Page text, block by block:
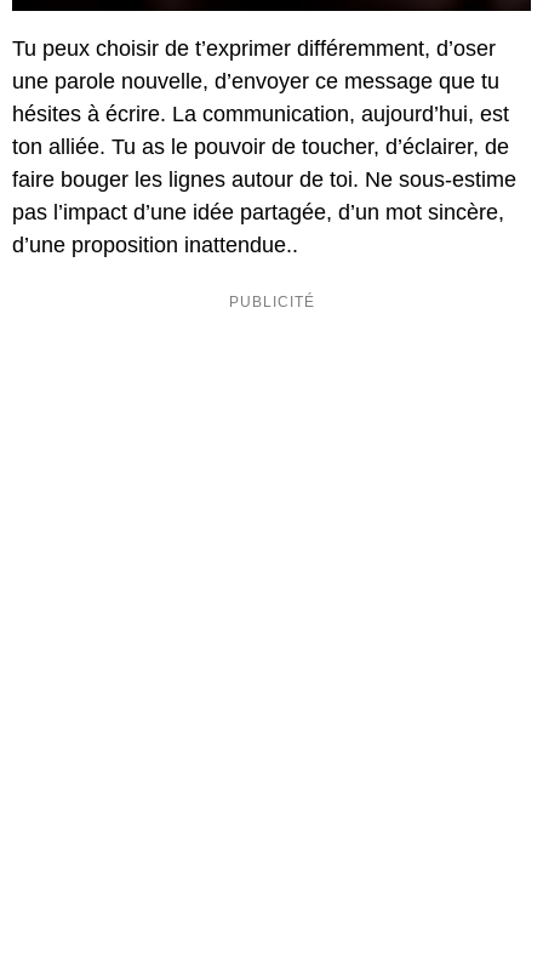
Tu peux choisir de t’exprimer différemment, d’oser
une parole nouvelle, d’envoyer ce message que tu
hésites à écrire. La communication, aujourd’hui, est
ton alliée. Tu as le pouvoir de toucher, d’éclairer, de
faire bouger les lignes autour de toi. Ne sous-estime
pas l’impact d’une idée partagée, d’un mot sincère,
d’une proposition inattendue..